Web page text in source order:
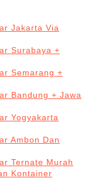
Jakarta Via
Surabaya +
Semarang +
Bandung + Jawa
Yogyakarta
Ambon Dan
Ternate Murah
Kontainer